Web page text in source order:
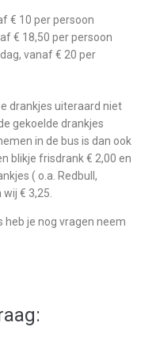
€ 10 per persoon
€ 18,50 per persoon
vanaf € 20 per
drankjes uiteraard niet
gekoelde drankjes
in de bus is dan ook
blikje frisdrank € 2,00 en
( o.a. Redbull,
€ 3,25.
heb je nog vragen neem